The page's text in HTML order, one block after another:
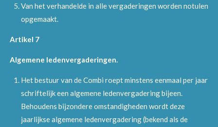
Van het verhandelde in alle vergaderingen worden notulen
opgemaakt.
Artikel 7
Algemene ledenvergaderingen.
Het bestuur van de Combi roept minstens eenmaal per jaar
schriftelijk een algemene ledenvergadering bijeen.
Behoudens bijzondere omstandigheden wordt deze
jaarlijkse algemene ledenvergadering (bekend als de